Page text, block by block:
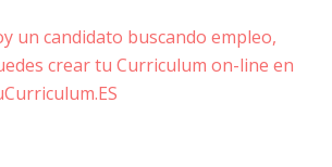
un candidato buscando empleo,
crear tu Curriculum on-line en